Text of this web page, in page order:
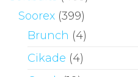
Soorex (399)
Brunch (4)
Cikade (4)